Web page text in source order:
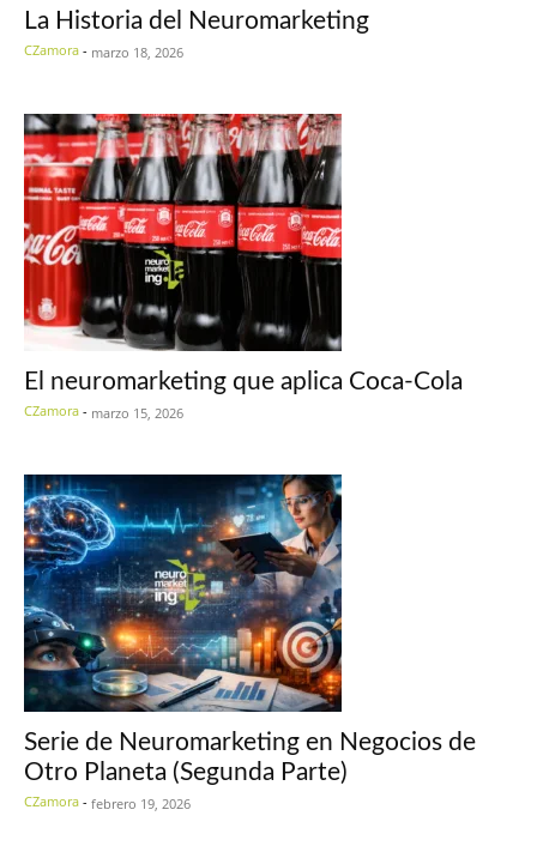
La Historia del Neuromarketing
CZamora - marzo 18, 2026
El neuromarketing que aplica Coca-Cola
CZamora - marzo 15, 2026
Serie de Neuromarketing en Negocios de
Otro Planeta (Segunda Parte)
CZamora - febrero 19, 2026